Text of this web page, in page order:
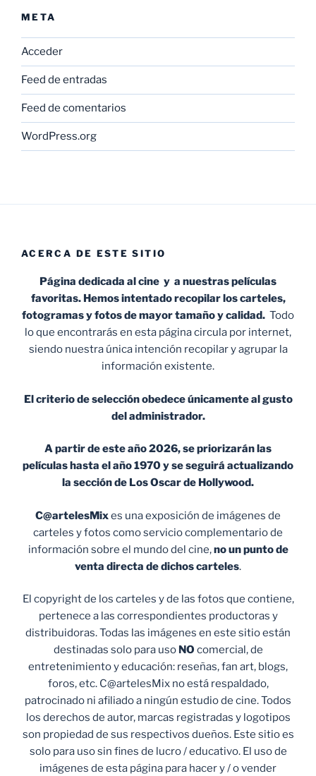
META
Acceder
Feed de entradas
Feed de comentarios
WordPress.org
ACERCA DE ESTE SITIO
Página dedicada al cine y a nuestras películas
favoritas. Hemos intentado recopilar los carteles,
fotogramas y fotos de mayor tamaño y calidad. Todo
lo que encontrarás en esta página circula por internet,
siendo nuestra única intención recopilar y agrupar la
información existente.
El criterio de selección obedece únicamente al gusto
del administrador.
A partir de este año 2026, se priorizarán las
películas hasta el año 1970 y se seguirá actualizando
la sección de Los Oscar de Hollywood.
C@artelesMixes una exposición de imágenes de
carteles y fotos como servicio complementario de
información sobre el mundo del cine,no un punto de
venta directa de dichos carteles.
El copyright de los carteles y de las fotos que contiene,
pertenece a las correspondientes productoras y
distribuidoras. Todas las imágenes en este sitio están
destinadas solo para uso NO comercial, de
entretenimiento y educación: reseñas, fan art, blogs,
foros, etc. C@artelesMix no está respaldado,
patrocinado ni afiliado a ningún estudio de cine. Todos
los derechos de autor, marcas registradas y logotipos
son propiedad de sus respectivos dueños. Este sitio es
solo para uso sin fines de lucro / educativo. El uso de
imágenes de esta página para hacer y / o vender